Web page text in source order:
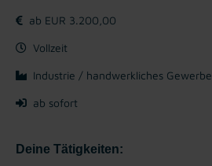
ab EUR 3.200,00
Vollzeit
Industrie / handwerkliches Gewerbe
ab sofort
Deine Tätigkeiten: